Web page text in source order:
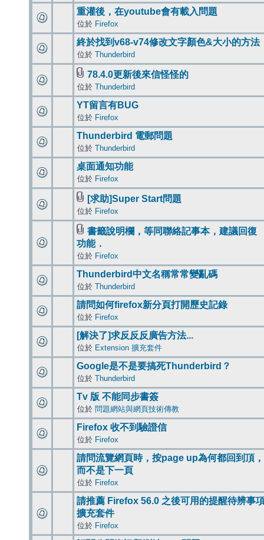
重灌後，在youtube會有載入問題
位於 Firefox
終於找到v68-v74修改文字顏色&大小的方法
位於 Thunderbird
78.4.0更新後來信怪怪的
位於 Thunderbird
YT留言有BUG
位於 Firefox
Thunderbird 電郵問題
位於 Thunderbird
桌面通知功能
位於 Firefox
[求助]Super Start問題
位於 Firefox
書籤說明欄，等同聯絡記事本，建議回復
功能．
位於 Firefox
Thunderbird中文名稱常常變亂碼
位於 Thunderbird
請問如何firefox新分頁打開歷史記錄
位於 Firefox
[解決了]求反反反廣告方法...
位於 Extension 擴充套件
Google是不是要搞死Thunderbird？
位於 Thunderbird
Tv 版 不能同步書簽
位於 問題網站與網頁技術傳教
Firefox 收不到驗證信
位於 Firefox
請問流覽網頁時，按page up為何都回到頂，
而不是下一頁
位於 Firefox
請推薦 Firefox 56.0 之後可用的提醒待辨事
擴充套件
位於 Firefox